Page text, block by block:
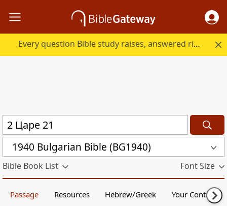
Every question Bible study raises, answered right here.
1940 Bulgarian Bible (BG1940)
Bible Book List Font Size
Passage Resources Hebrew/Greek Your Content